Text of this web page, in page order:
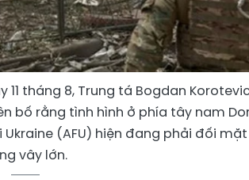
11 tháng 8, Trung tá Bogdan
bố rằng tình hình ở phía tây nam
(AFU) hiện đang phải đối
vây lớn.